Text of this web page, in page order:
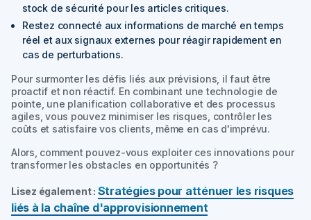
stock de sécurité pour les articles critiques.
Restez connecté aux informations de marché en temps
réel et aux signaux externes pour réagir rapidement en
cas de perturbations.
Pour surmonter les défis liés aux prévisions, il faut être
proactif et non réactif. En combinant une technologie de
pointe, une planification collaborative et des processus
agiles, vous pouvez minimiser les risques, contrôler les
coûts et satisfaire vos clients, même en cas d'imprévu.
Alors, comment pouvez-vous exploiter ces innovations pour
transformer les obstacles en opportunités ?
Lisez également : Stratégies pour atténuer les risques
liés à la chaîne d'approvisionnement